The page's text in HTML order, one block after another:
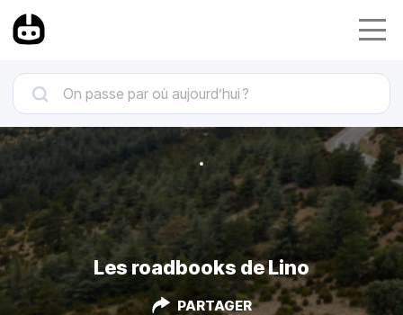
Les roadbooks de Lino
PARTAGER